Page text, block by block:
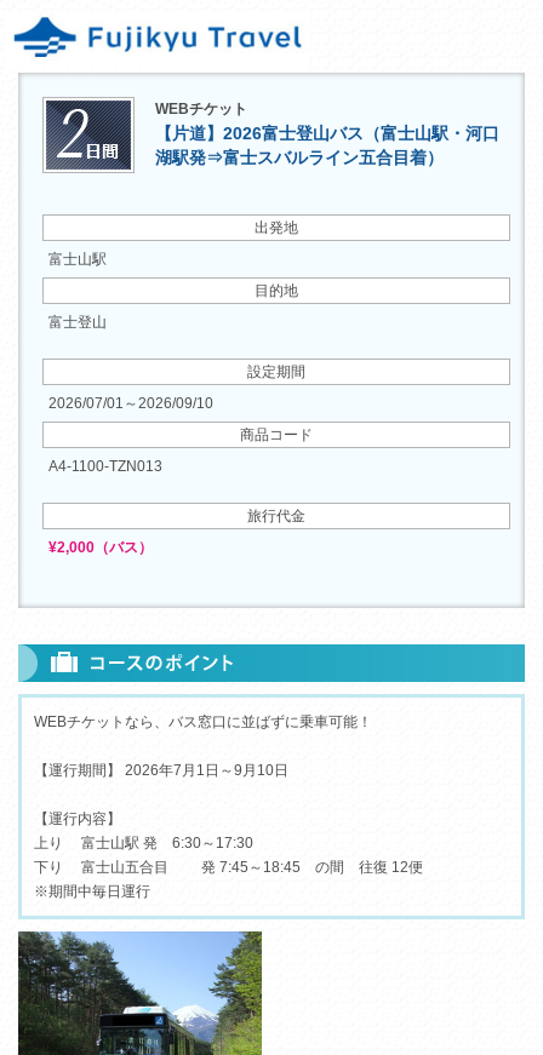
WEBチケット
【片道】2026富士登山バス（富士山駅・河口
湖駅発⇒富士スバルライン五合目着）
出発地
富士山駅
目的地
富士登山
設定期間
2026/07/01～2026/09/10
商品コード
A4-1100-TZN013
旅行代金
¥2,000（バス）
WEBチケットなら、バス窓口に並ばずに乗車可能！
【運行期間】 2026年7月1日～9月10日
【運行内容】
上り 富士山駅 発 6:30～17:30
下り 富士山五合目 発 7:45～18:45 の間 往復 12便
※期間中毎日運行